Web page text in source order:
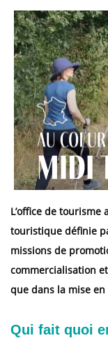
L’office de
touristique définie
missions de
commercialisation
que dans la mise
Qui fait quoi